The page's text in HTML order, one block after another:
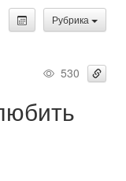
Рубрика
530